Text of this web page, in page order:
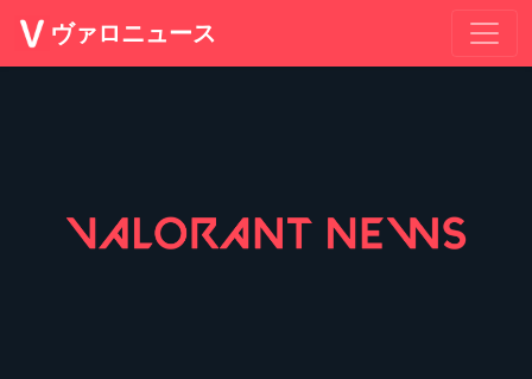
ヴァロニュース